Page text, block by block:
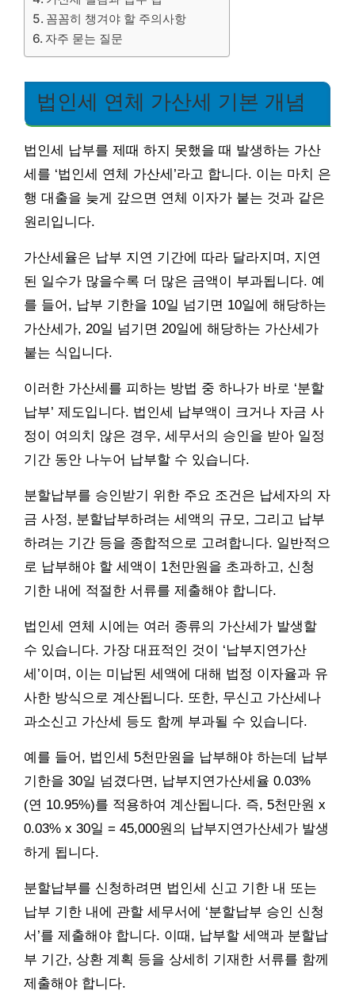
꼼꼼히 챙겨야 할 주의사항
자주 묻는 질문
법인세 연체 가산세 기본 개념
법인세 납부를 제때 하지 못했을 때 발생하는 가산
세를 ‘법인세 연체 가산세’라고 합니다. 이는 마치 은
행 대출을 늦게 갚으면 연체 이자가 붙는 것과 같은
원리입니다.
가산세율은 납부 지연 기간에 따라 달라지며, 지연
된 일수가 많을수록 더 많은 금액이 부과됩니다. 예
를 들어, 납부 기한을 10일 넘기면 10일에 해당하는
가산세가, 20일 넘기면 20일에 해당하는 가산세가
붙는 식입니다.
이러한 가산세를 피하는 방법 중 하나가 바로 ‘분할
납부’ 제도입니다. 법인세 납부액이 크거나 자금 사
정이 여의치 않은 경우, 세무서의 승인을 받아 일정
기간 동안 나누어 납부할 수 있습니다.
분할납부를 승인받기 위한 주요 조건은 납세자의 자
금 사정, 분할납부하려는 세액의 규모, 그리고 납부
하려는 기간 등을 종합적으로 고려합니다. 일반적으
로 납부해야 할 세액이 1천만원을 초과하고, 신청
기한 내에 적절한 서류를 제출해야 합니다.
법인세 연체 시에는 여러 종류의 가산세가 발생할
수 있습니다. 가장 대표적인 것이 ‘납부지연가산
세’이며, 이는 미납된 세액에 대해 법정 이자율과 유
사한 방식으로 계산됩니다. 또한, 무신고 가산세나
과소신고 가산세 등도 함께 부과될 수 있습니다.
예를 들어, 법인세 5천만원을 납부해야 하는데 납부
기한을 30일 넘겼다면, 납부지연가산세율 0.03%
(연 10.95%)를 적용하여 계산됩니다. 즉, 5천만원 x
0.03% x 30일 = 45,000원의 납부지연가산세가 발생
하게 됩니다.
분할납부를 신청하려면 법인세 신고 기한 내 또는
납부 기한 내에 관할 세무서에 ‘분할납부 승인 신청
서’를 제출해야 합니다. 이때, 납부할 세액과 분할납
부 기간, 상환 계획 등을 상세히 기재한 서류를 함께
제출해야 합니다.